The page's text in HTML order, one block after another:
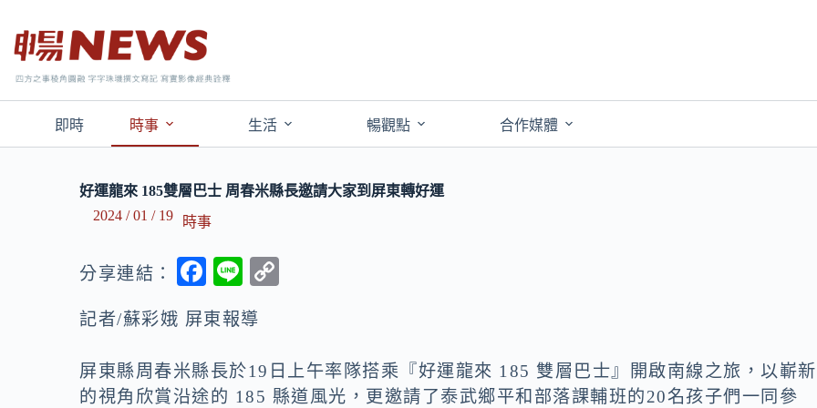
即時 時事 生活 暢觀點 合作媒體
好運龍來 185雙層巴士 周春米縣長邀請大家到屏東轉好運
2024 / 01 / 19
時事
分享連結：
F
e
b
o
Li
e
y
Li
記者/蘇彩娥 屏東報導
屏東縣周春米縣長於19日上午率隊搭乘『好運龍來 185 雙層巴士』開啟南線之旅，以嶄新
的視角欣賞沿途的 185 縣道風光，更邀請了泰武鄉平和部落課輔班的20名孩子們一同參